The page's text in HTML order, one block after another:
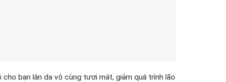
bạn làn da vô cùng tươi mát, giảm quá trình lão